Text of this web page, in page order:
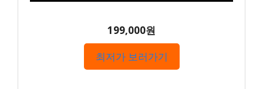
199,000원
최저가 보러가기